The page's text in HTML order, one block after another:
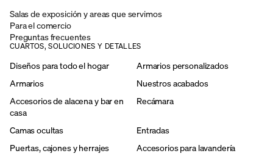
Salas de exposición y areas que servimos
Para el comercio
Preguntas frecuentes
CUARTOS, SOLUCIONES Y DETALLES
Diseños para todo el hogar
Armarios personalizados
Armarios
Nuestros acabados
Accesorios de alacena y bar en
casa
Recámara
Camas ocultas
Entradas
Puertas, cajones y herrajes
Accesorios para lavandería